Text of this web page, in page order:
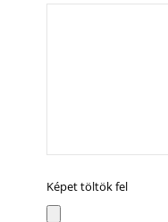
Képet töltök fel